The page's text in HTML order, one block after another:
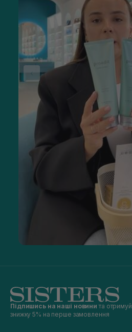
Підпишись на наші новини та отримуй
знижку 5% на перше замовлення